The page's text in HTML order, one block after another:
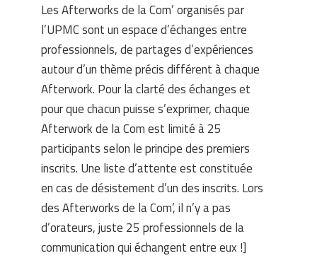
Les Afterworks de la Com’ organisés par
l’UPMC sont un espace d’échanges entre
professionnels, de partages d’expériences
autour d’un thème précis différent à chaque
Afterwork. Pour la clarté des échanges et
pour que chacun puisse s’exprimer, chaque
Afterwork de la Com est limité à 25
participants selon le principe des premiers
inscrits. Une liste d’attente est constituée
en cas de désistement d’un des inscrits. Lors
des Afterworks de la Com’, il n’y a pas
d’orateurs, juste 25 professionnels de la
communication qui échangent entre eux !]